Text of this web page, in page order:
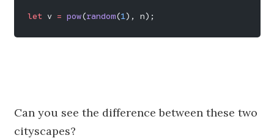
let v = pow(random(1), n);
Can you see the difference between these two
cityscapes?